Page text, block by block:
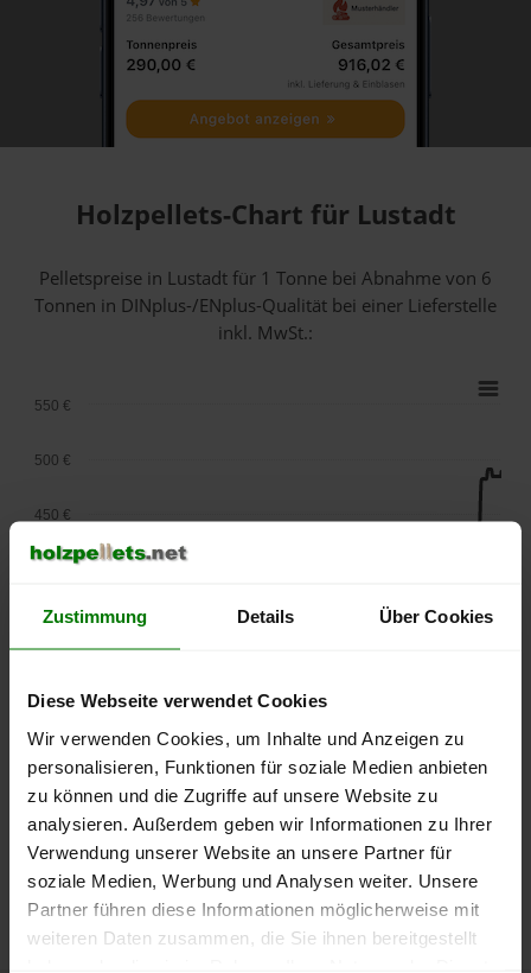
Zustimmung Details Über Cookies
Diese Webseite verwendet Cookies
Wir verwenden Cookies, um Inhalte und Anzeigen zu
personalisieren, Funktionen für soziale Medien anbieten
zu können und die Zugriffe auf unsere Website zu
analysieren. Außerdem geben wir Informationen zu Ihrer
Verwendung unserer Website an unsere Partner für
soziale Medien, Werbung und Analysen weiter. Unsere
Partner führen diese Informationen möglicherweise mit
weiteren Daten zusammen, die Sie ihnen bereitgestellt
Holzpellets-Chart für Lustadt
Pelletspreise in Lustadt für 1 Tonne bei Abnahmevon 6
Tonnen in DINplus-/ENplus-Qualität bei einer Lieferstelle
inkl. MwSt.:
lose Ware Sackware
September
2025
Januar
2026
Mai
2026
250 €
350 €
450 €
500 €
550 €
Die aktuelle Preisentwicklung für Holzpellets in Deutschland
können Sie jederzeit auf unsererPelletspreise-Seite
nachvollziehen.